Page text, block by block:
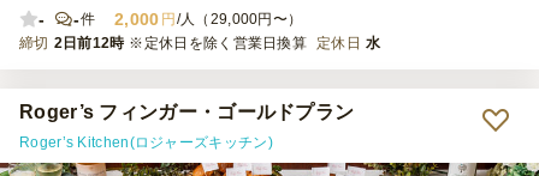
-
-件 2,000 円 /人（29,000円〜）
締切 2日前12時 ※定休日を除く営業日換算 定休日 水
Roger’s フィンガー・ゴールドプラン
Roger’s Kitchen(ロジャーズキッチン)